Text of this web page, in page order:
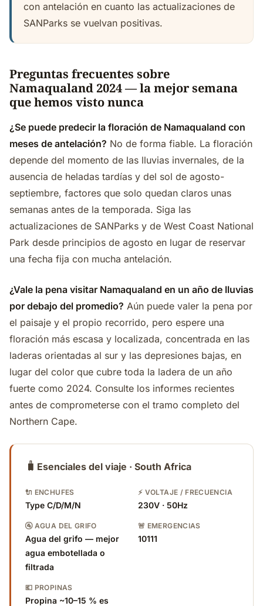
con antelación en cuanto las actualizaciones de
SANParks se vuelvan positivas.
Preguntas frecuentes sobre
Namaqualand 2024 — la mejor semana
que hemos visto nunca
¿Se puede predecir la floración de Namaqualand con
meses de antelación? No de forma fiable. La floración
depende del momento de las lluvias invernales, de la
ausencia de heladas tardías y del sol de agosto-
septiembre, factores que solo quedan claros unas
semanas antes de la temporada. Siga las
actualizaciones de SANParks y de West Coast National
Park desde principios de agosto en lugar de reservar
una fecha fija con mucha antelación.
¿Vale la pena visitar Namaqualand en un año de lluvias
por debajo del promedio? Aún puede valer la pena por
el paisaje y el propio recorrido, pero espere una
floración más escasa y localizada, concentrada en las
laderas orientadas al sur y las depresiones bajas, en
lugar del color que cubre toda la ladera de un año
fuerte como 2024. Consulte los informes recientes
antes de comprometerse con el tramo completo del
Northern Cape.
🧳 Esenciales del viaje · South Africa
🔌 ENCHUFES
Type C/D/M/N
⚡ VOLTAJE / FRECUENCIA
230V · 50Hz
🚰 AGUA DEL GRIFO
Agua del grifo — mejor
agua embotellada o
filtrada
🚨 EMERGENCIAS
10111
💶 PROPINAS
Propina ~10–15 % es